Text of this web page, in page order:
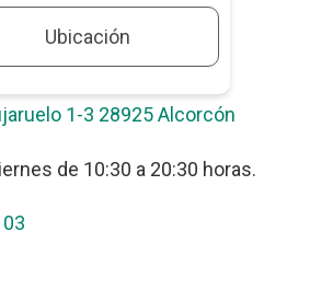
Ubicación
1-3 28925 Alcorcón
de 10:30 a 20:30 horas.